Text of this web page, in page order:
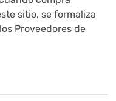
sitio, se formaliza
Proveedores de